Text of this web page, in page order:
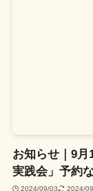
お知らせ｜9月
実践会」予約
2024/09/03 2024/